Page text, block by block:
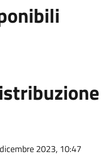
2023, 10:47